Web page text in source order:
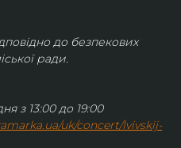
до безпекових
ради.
з 13:00 до 19:00
uk/concert/lvivskij-